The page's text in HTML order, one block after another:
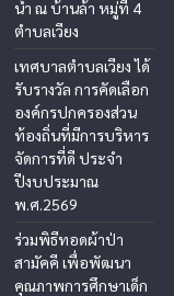
น้ำ ณ บ้านล้า หมู่ที่ 4
ตำบลเวียง
เทศบาลตำบลเวียง ได้
รับรางวัล การคัดเลือก
องค์กรปกครองส่วน
ท้องถิ่นที่มีการบริหาร
จัดการที่ดี ประจำ
ปีงบประมาณ
พ.ศ.2569
ร่วมพิธีทอดผ้าป่า
สามัคคี เพื่อพัฒนา
คุณภาพการศึกษาเด็ก